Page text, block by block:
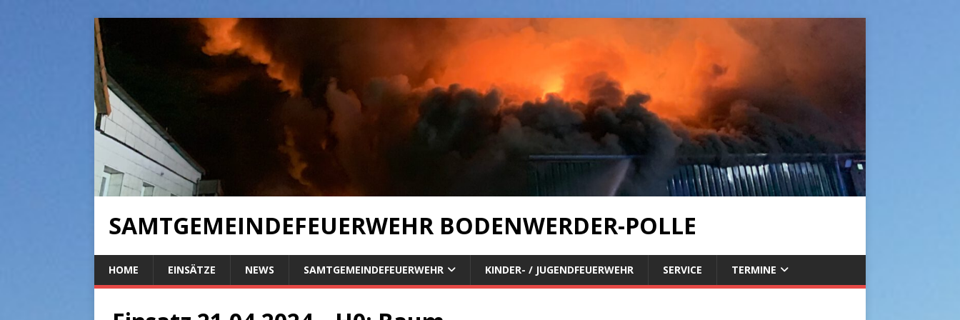
SAMTGEMEINDEFEUERWEHR BODENWERDER-POLLE
HOME EINSÄTZE NEWS SAMTGEMEINDEFEUERWEHR KINDER- / JUGENDFEUERWEHR SERVICE TERMINE